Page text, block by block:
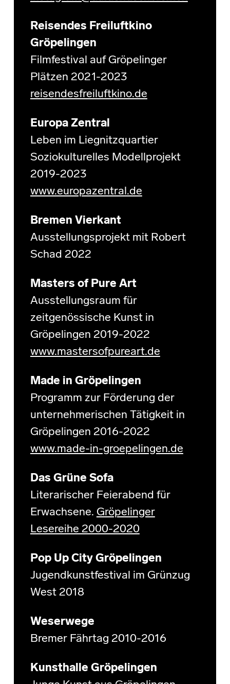
Reisendes Freiluftkino
Gröpelingen
Filmfestival auf Gröpelinger
Plätzen 2021-2023
reisendesfreiluftkino.de
Europa Zentral
Leben im Liegnitzquartier
Soziokulturelles Modellprojekt
2019-2023
www.europazentral.de
Bremen Vierkant
Ausstellungsprojekt mit Robert
Schad 2022
Masters of Pure Art
Ausstellungsraum für
zeitgenössische Kunst in
Gröpelingen 2019-2022
www.mastersofpureart.de
Made in Gröpelingen
Programm zur Förderung der
unternehmerischen Tätigkeit in
Gröpelingen 2016-2022
www.made-in-groepelingen.de
Das Grüne Sofa
Literarischer Feierabend für
Erwachsene. Gröpelinger
Lesereihe 2000-2020
Pop Up City Gröpelingen
Jugendkunstfestival im Grünzug
West 2018
Weserwege
Bremer Fährtag 2010-2016
Kunsthalle Gröpelingen